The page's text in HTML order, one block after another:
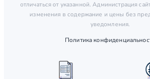
отличаться от указанной. Администрация
изменения в содержание и цены без
уведомления.
Политика